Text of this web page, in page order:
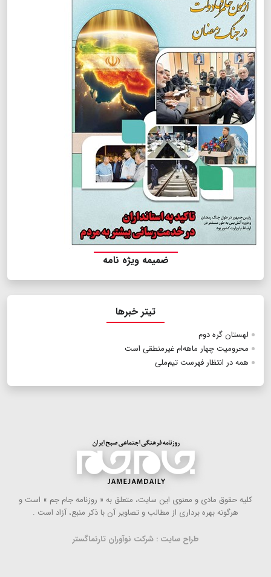
ضمیمه ویژه نامه
تیتر خبرها
لهستان گره دوم
محرومیت چهار ماهه‌ام غیرمنطقی است
همه در انتظار فهرست تیم‌ملی
كلیه حقوق مادی و معنوی این سایت، متعلق به « روزنامه جام جم » است و
هرگونه بهره ‌برداری از مطالب و تصاویر آن با ذكر منبع، آزاد است .
طراح سایت : شرکت نوآوران تارنماگستر